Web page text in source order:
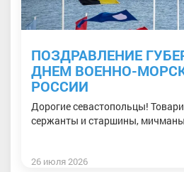
ПОЗДРАВЛЕНИЕ
ДНЕМ ВОЕННО-
РОССИИ
Дорогие севастопольцы!
сержанты и старшины,
26 июля 2026